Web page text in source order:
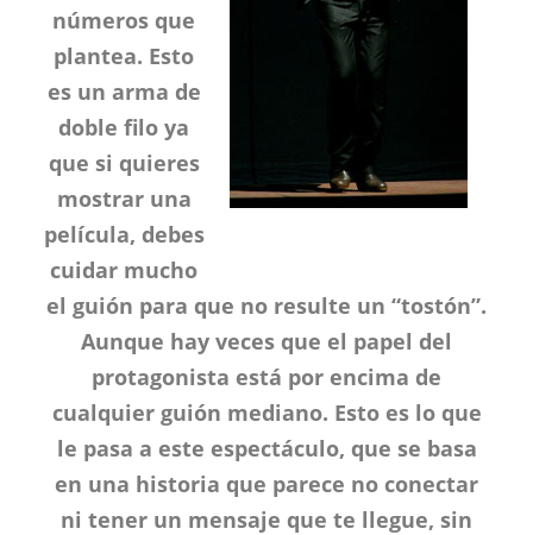
números que
plantea. Esto
es un arma de
doble filo ya
que si quieres
mostrar una
película, debes
cuidar mucho
el guión para que no resulte un “tostón”.
Aunque hay veces que el papel del
protagonista está por encima de
cualquier guión mediano. Esto es lo que
le pasa a este espectáculo, que se basa
en una historia que parece no conectar
ni tener un mensaje que te llegue, sin